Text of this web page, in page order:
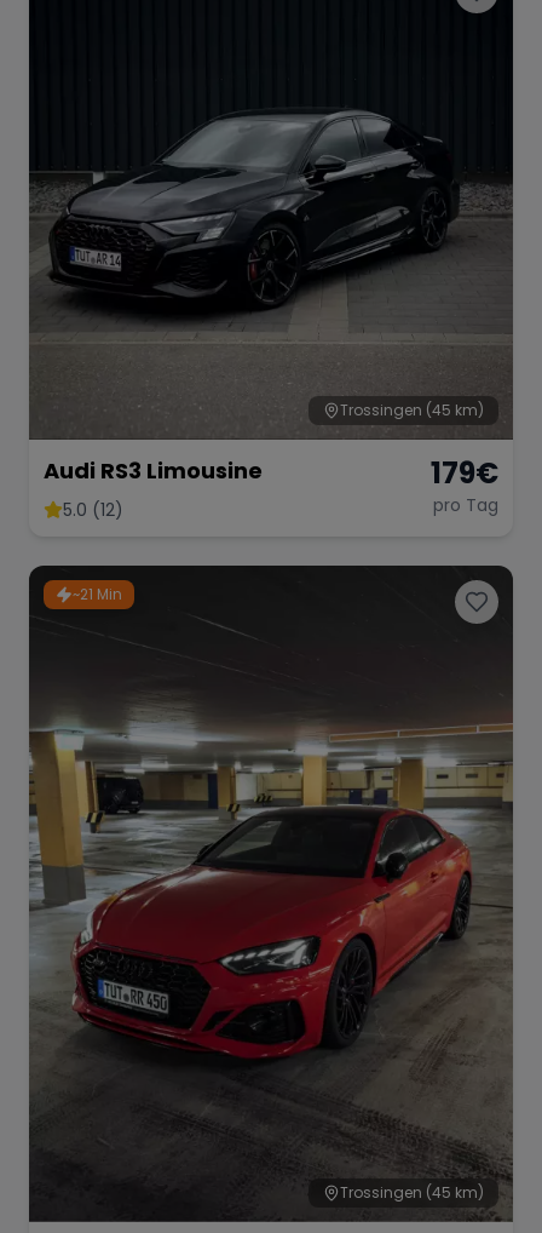
Trossingen (45 km)
Audi RS3 Limousine
5.0 (12)
179€
pro Tag
~21 Min
Trossingen (45 km)